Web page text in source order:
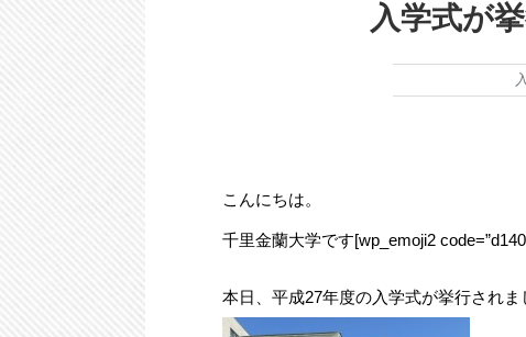
入学式が
こんにちは。
千里金蘭大学です[wp_emoji2
本日、平成27年度の入学式が挙行されま